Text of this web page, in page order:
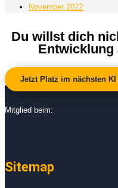
November 2022
Du willst dich
Entwicklung
Jetzt Platz im nächsten
Mitglied beim:
Sitemap